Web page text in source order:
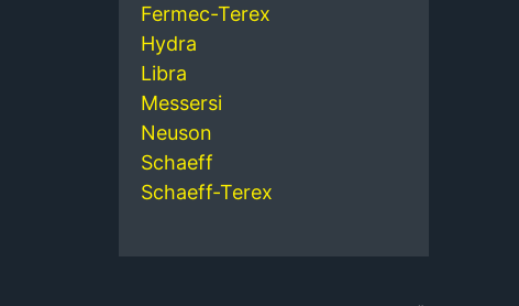
Fermec-Terex
Hydra
Libra
Messersi
Neuson
Schaeff
Schaeff-Terex